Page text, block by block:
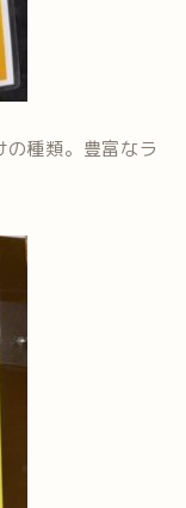
種類。豊富なラ